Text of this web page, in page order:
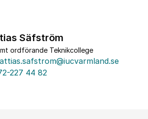
Säfström
ordförande Teknikcollege
227 44 82